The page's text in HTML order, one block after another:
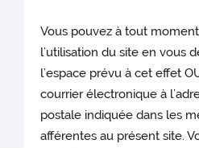
Vous pouvez à tout
l’utilisation du site en vous
l’espace prévu à cet effet
courrier électronique à
postale indiquée dans les
afférentes au présent site.